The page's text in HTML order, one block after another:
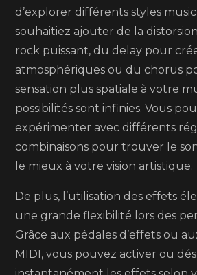
d’explorer différents styles
souhaitiez ajouter de la
rock puissant, du delay pour
atmosphériques ou du chorus
sensation plus spatiale à votre
possibilités sont infinies. Vous
expérimenter avec différents
combinaisons pour trouver le
le mieux à votre vision artistique.
De plus, l’utilisation des effets
une grande flexibilité lors des
Grâce aux pédales d’effets ou
MIDI, vous pouvez activer ou